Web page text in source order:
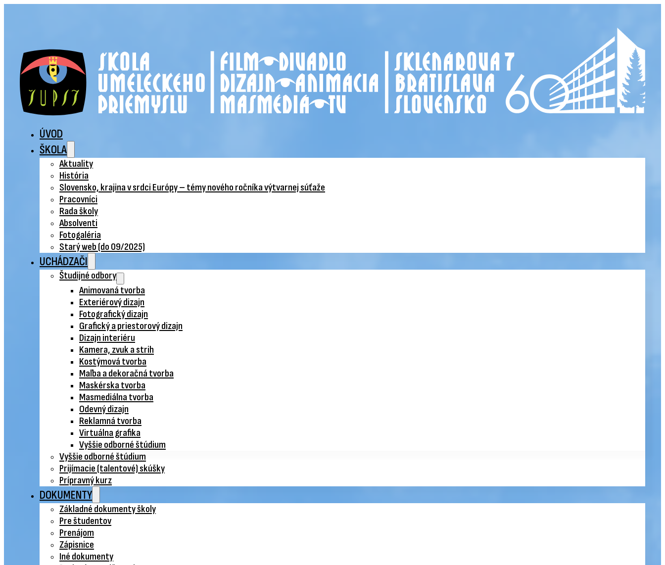
ÚVOD
ŠKOLA
Aktuality
História
Slovensko, krajina v srdci Európy – témy nového ročníka výtvarnej súťaže
Pracovníci
Rada školy
Absolventi
Fotogaléria
Starý web (do 09/2025)
UCHÁDZAČI
Študijné odbory
Animovaná tvorba
Exteriérový dizajn
Fotografický dizajn
Grafický a priestorový dizajn
Dizajn interiéru
Kamera, zvuk a strih
Kostýmová tvorba
Maľba a dekoračná tvorba
Maskérska tvorba
Masmediálna tvorba
Odevný dizajn
Reklamná tvorba
Virtuálna grafika
Vyššie odborné štúdium
Vyššie odborné štúdium
Prijímacie (talentové) skúšky
Prípravný kurz
DOKUMENTY
Základné dokumenty školy
Pre študentov
Prenájom
Zápisnice
Iné dokumenty